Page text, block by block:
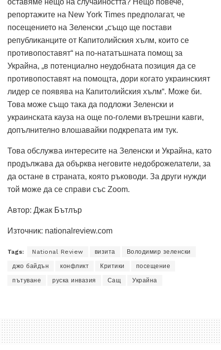
оставяме нещо на случайността? Нещо повече,
репортажите на New York Times предполагат, че
посещението на Зеленски „също ще постави
републиканците от Капитолийския хълм, които се
противопоставят“ на по-нататъшната помощ за
Украйна, „в потенциално неудобната позиция да се
противопоставят на помощта, дори когато украинският
лидер се появява на Капитолийския хълм“. Може би.
Това може също така да подложи Зеленски и
украинската кауза на още по-големи вътрешни кавги,
допълнително влошавайки подкрепата им тук.
Това обслужва интересите на Зеленски и Украйна, като
продължава да обърква неговите недоброжелатели, за
да остане в страната, която ръководи. За други нужди
той може да се справи със Zoom.
Автор: Джак Бътлър
Източник: nationalreview.com
Tags: National Review визита Володимир зеленски
джо байдън конфликт Критики посещение
пътуване руска инвазия Сащ Украйна